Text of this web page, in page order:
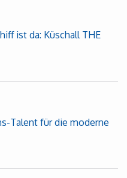
ist da: Küschall THE
Talent für die moderne